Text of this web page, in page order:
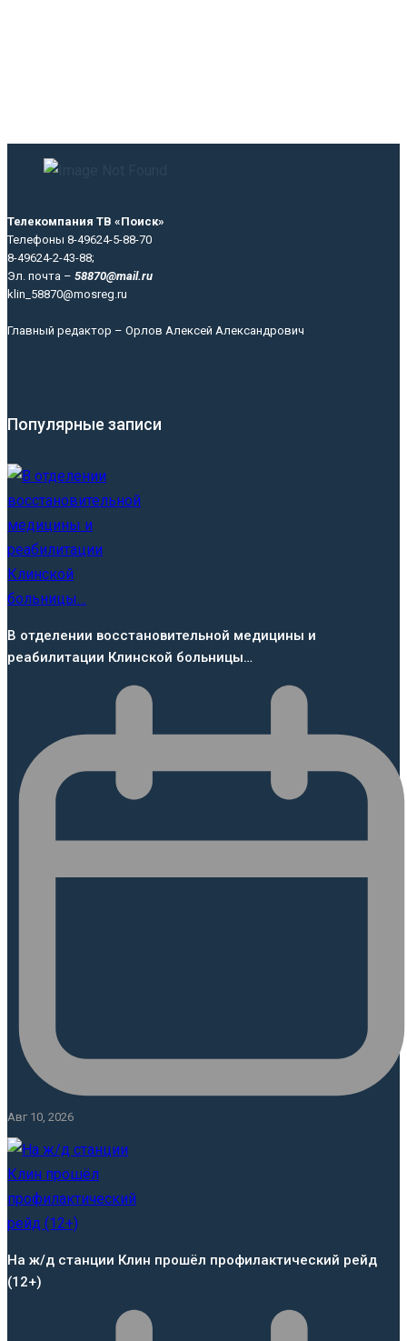
Телекомпания ТВ «Поиск»
Телефоны 8-49624-5-88-70
8-49624-2-43-88;
Эл. почта – 58870@mail.ru
klin_58870@mosreg.ru
Главный редактор – Орлов Алексей Александрович
Популярные записи
В отделении восстановительной медицины и
реабилитации Клинской больницы…
Авг 10, 2026
На ж/д станции Клин прошёл профилактический рейд
(12+)